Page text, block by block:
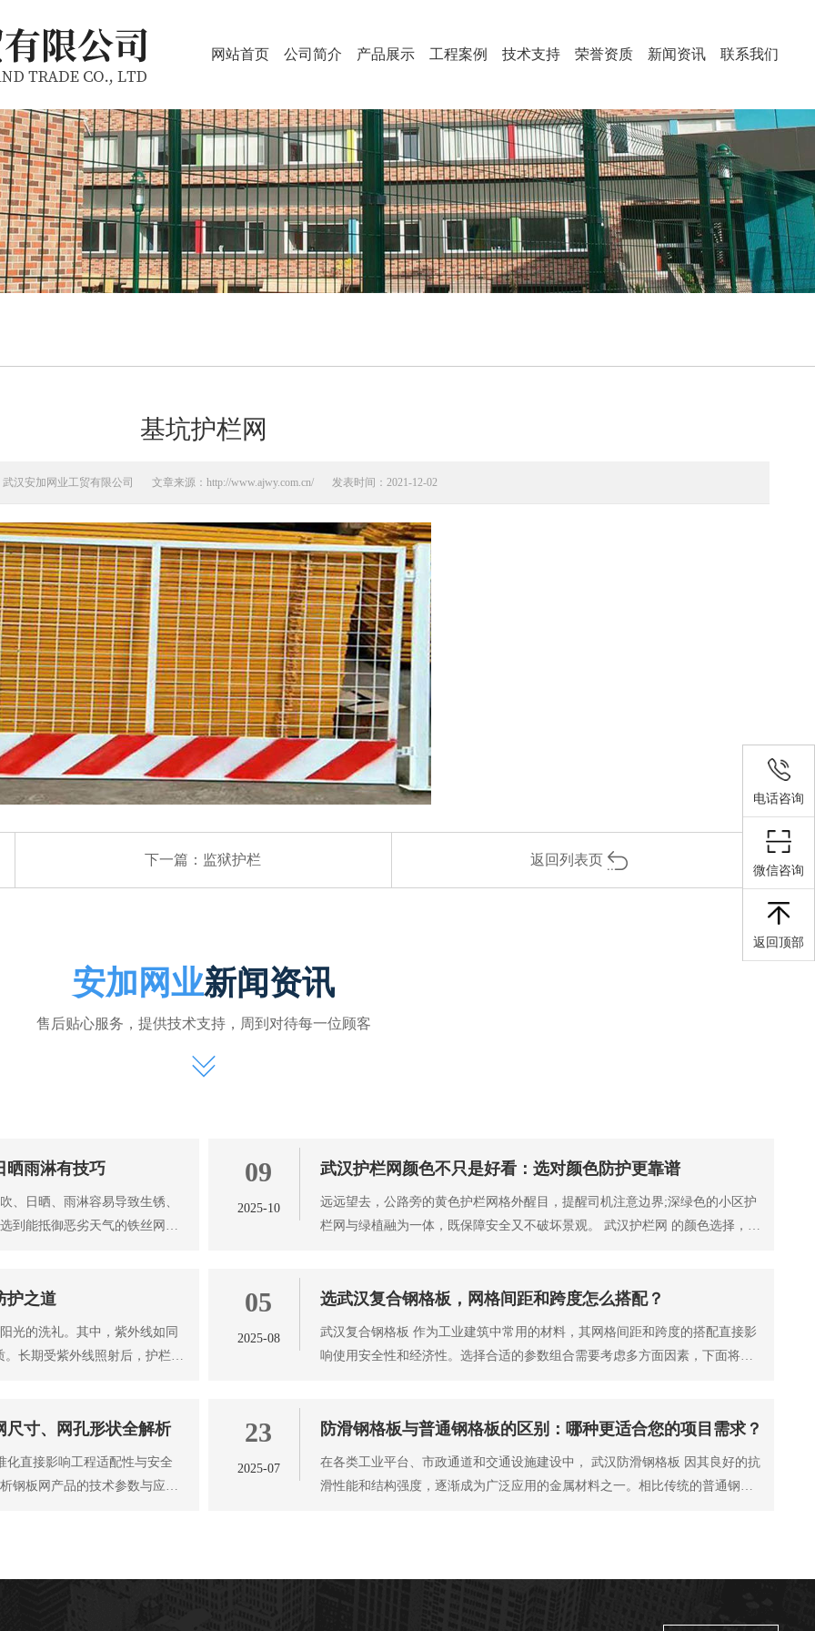
网站首页 公司简介 产品展示 工程案例 技术支持 荣誉资质 新闻资讯 联系我们
基坑护栏网
汉安加网业工贸有限公司 文章来源：http://www.ajwy.com.cn/ 发表时间：2021-12-02
下一篇： 监狱护栏 返回列表页
安加网业新闻资讯
售后贴心服务，提供技术支持，周到对待每一位顾客
晒雨淋有技巧
、日晒、雨淋容易导致生锈、
到能抵御恶劣天气的铁丝网，
09
2025-10
武汉护栏网颜色不只是好看：选对颜色防护更靠谱
远远望去，公路旁的黄色护栏网格外醒目，提醒司机注意边界;深绿色的小区护
栏网与绿植融为一体，既保障安全又不破坏景观。 武汉护栏网 的颜色选择，从
护之道
光的洗礼。其中，紫外线如同
。长期受紫外线照射后，护栏网
05
2025-08
选武汉复合钢格板，网格间距和跨度怎么搭配？
武汉复合钢格板 作为工业建筑中常用的材料，其网格间距和跨度的搭配直接影
响使用安全性和经济性。选择合适的参数组合需要考虑多方面因素，下面将详
尺寸、网孔形状全解析
化直接影响工程适配性与安全
钢板网产品的技术参数与应用
23
2025-07
防滑钢格板与普通钢格板的区别：哪种更适合您的项目需求？
在各类工业平台、市政通道和交通设施建设中， 武汉防滑钢格板 因其良好的抗
滑性能和结构强度，逐渐成为广泛应用的金属材料之一。相比传统的普通钢格
电话咨询
微信咨询
返回顶部